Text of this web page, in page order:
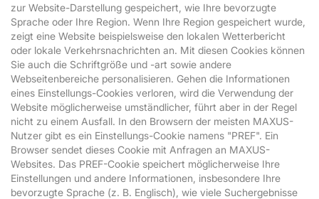
zur Website-Darstellung gespeichert, wie Ihre bevorzugte
Sprache oder Ihre Region. Wenn Ihre Region gespeichert wurde,
zeigt eine Website beispielsweise den lokalen Wetterbericht
oder lokale Verkehrsnachrichten an. Mit diesen Cookies können
Sie auch die Schriftgröße und -art sowie andere
Webseitenbereiche personalisieren. Gehen die Informationen
eines Einstellungs-Cookies verloren, wird die Verwendung der
Website möglicherweise umständlicher, führt aber in der Regel
nicht zu einem Ausfall. In den Browsern der meisten MAXUS-
Nutzer gibt es ein Einstellungs-Cookie namens "PREF". Ein
Browser sendet dieses Cookie mit Anfragen an MAXUS-
Websites. Das PREF-Cookie speichert möglicherweise Ihre
Einstellungen und andere Informationen, insbesondere Ihre
bevorzugte Sprache (z. B. Englisch), wie viele Suchergebnisse